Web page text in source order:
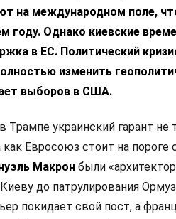
на международном поле,
году. Однако киевские
в ЕС. Политический
изменить
выборов в США.
Трампе украинский гарант
Евросоюз стоит на пороге
Макрон были
до патрулирования
покидает свой пост, а